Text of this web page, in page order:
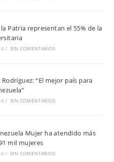
Patria representan el 55% de la
/ SIN COMENTARIOS
“El mejor país para
/ SIN COMENTARIOS
Mujer ha atendido más
mil mujeres
/ SIN COMENTARIOS